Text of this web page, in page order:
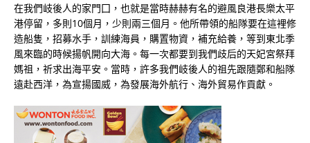
在我們岐後人的家門囗，也就是當時赫赫有名的避風良港長樂太平
港停留，多則10個月，少則兩三個月。他所帶領的船隊要在這裡修
造船隻，招募水手，訓練海員，購置物資，補充給養，等到東北季
風來臨的時候揚帆開向大海。每一次都要到我們歧后的天妃宮祭拜
媽祖，祈求出海平安。當時，許多我們岐後人的祖先跟隨鄭和船隊
遠赴西洋，為宣揚國威，為發展海外航行、海外貿易作貢獻。